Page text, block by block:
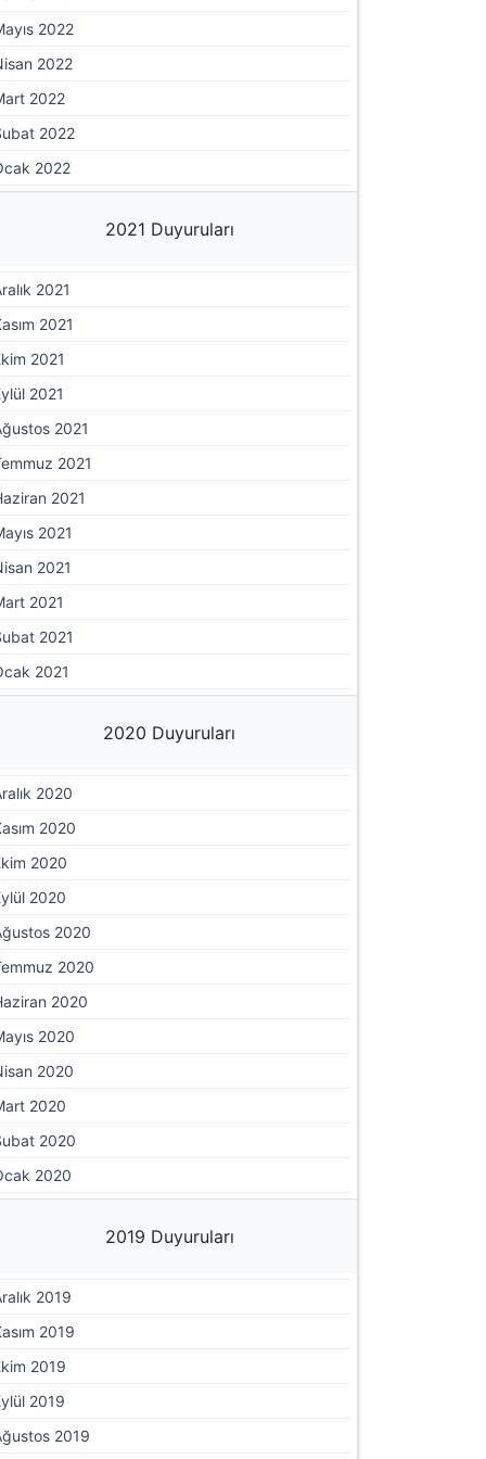
2022
2022
2022
2022
2022
2021 Duyuruları
2021
2021
2021
2021
2021
2021
2021
2021
2021
2021
2021
2021
2020 Duyuruları
2020
2020
2020
2020
2020
2020
2020
2020
2020
2020
2020
2020
2019 Duyuruları
2019
2019
2019
2019
2019